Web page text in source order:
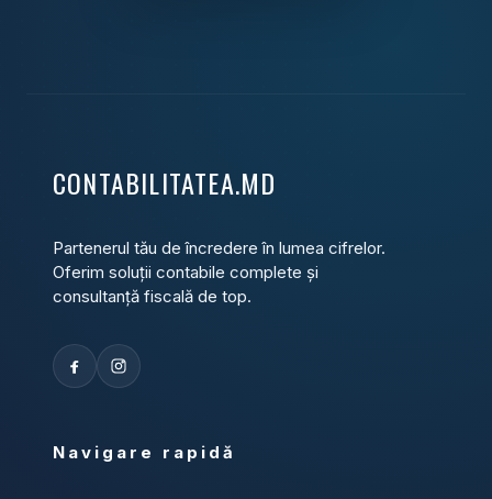
CONTABILITATEA.MD
Partenerul tău de încredere în lumea cifrelor.
Oferim soluții contabile complete și
consultanță fiscală de top.
Navigare rapidă